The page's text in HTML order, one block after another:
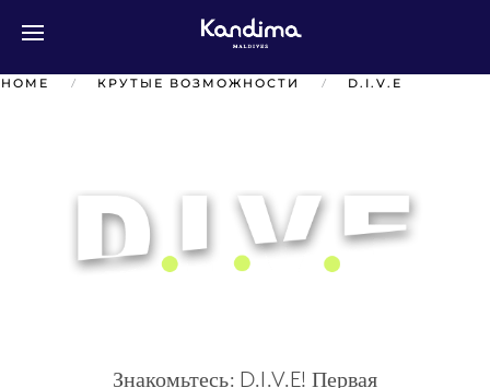
HOME КРУТЫЕ ВОЗМОЖНОСТИ D.I.V.E
Знакомьтесь: D.I.V.E! Первая